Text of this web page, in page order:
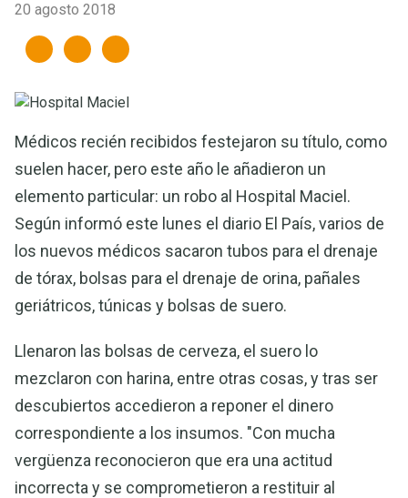
20 agosto 2018
Médicos recién recibidos festejaron su título, como
suelen hacer, pero este año le añadieron un
elemento particular: un robo al Hospital Maciel.
Según informó este lunes el diario El País, varios de
los nuevos médicos sacaron tubos para el drenaje
de tórax, bolsas para el drenaje de orina, pañales
geriátricos, túnicas y bolsas de suero.
Llenaron las bolsas de cerveza, el suero lo
mezclaron con harina, entre otras cosas, y tras ser
descubiertos accedieron a reponer el dinero
correspondiente a los insumos. "Con mucha
vergüenza reconocieron que era una actitud
incorrecta y se comprometieron a restituir al